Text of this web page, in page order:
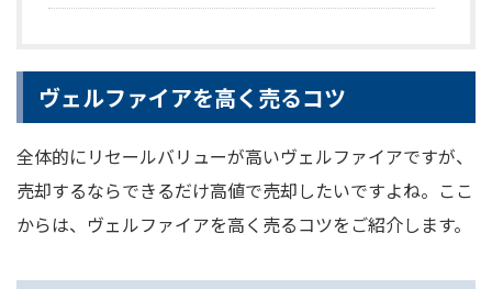
ヴェルファイアを高く売るコツ
全体的にリセールバリューが高いヴェルファイアですが、
売却するならできるだけ高値で売却したいですよね。ここ
からは、ヴェルファイアを高く売るコツをご紹介します。